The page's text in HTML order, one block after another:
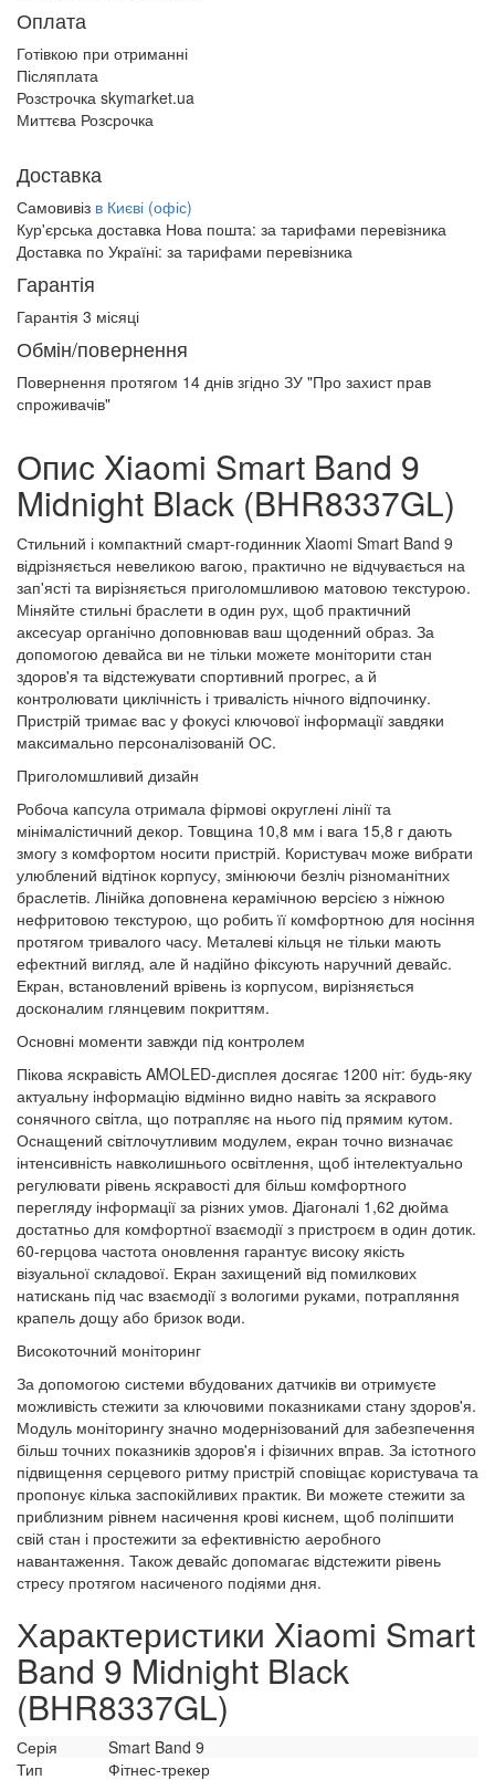
Оплата
Готівкою при отриманні
Післяплата
Розстрочка skymarket.ua
Миттєва Розсрочка
Доставка
Самовивіз в Києві (офіс)
Кур'єрська доставка Нова пошта: за тарифами перевізника
Доставка по Україні: за тарифами перевізника
Гарантія
Гарантія 3 місяці
Обмін/повернення
Повернення протягом 14 днів згідно ЗУ "Про захист прав
спроживачів"
Опис Xiaomi Smart Band 9
Midnight Black (BHR8337GL)
Стильний і компактний смарт-годинник Xiaomi Smart Band 9
відрізняється невеликою вагою, практично не відчувається на
зап'ясті та вирізняється приголомшливою матовою текстурою.
Міняйте стильні браслети в один рух, щоб практичний
аксесуар органічно доповнював ваш щоденний образ. За
допомогою девайса ви не тільки можете моніторити стан
здоров'я та відстежувати спортивний прогрес, а й
контролювати циклічність і тривалість нічного відпочинку.
Пристрій тримає вас у фокусі ключової інформації завдяки
максимально персоналізованій ОС.
Приголомшливий дизайн
Робоча капсула отримала фірмові округлені лінії та
мінімалістичний декор. Товщина 10,8 мм і вага 15,8 г дають
змогу з комфортом носити пристрій. Користувач може вибрати
улюблений відтінок корпусу, змінюючи безліч різноманітних
браслетів. Лінійка доповнена керамічною версією з ніжною
нефритовою текстурою, що робить її комфортною для носіння
протягом тривалого часу. Металеві кільця не тільки мають
ефектний вигляд, але й надійно фіксують наручний девайс.
Екран, встановлений врівень із корпусом, вирізняється
досконалим глянцевим покриттям.
Основні моменти завжди під контролем
Пікова яскравість AMOLED-дисплея досягає 1200 ніт: будь-яку
актуальну інформацію відмінно видно навіть за яскравого
сонячного світла, що потрапляє на нього під прямим кутом.
Оснащений світлочутливим модулем, екран точно визначає
інтенсивність навколишнього освітлення, щоб інтелектуально
регулювати рівень яскравості для більш комфортного
перегляду інформації за різних умов. Діагоналі 1,62 дюйма
достатньо для комфортної взаємодії з пристроєм в один дотик.
60-герцова частота оновлення гарантує високу якість
візуальної складової. Екран захищений від помилкових
натискань під час взаємодії з вологими руками, потрапляння
крапель дощу або бризок води.
Високоточний моніторинг
За допомогою системи вбудованих датчиків ви отримуєте
можливість стежити за ключовими показниками стану здоров'я.
Модуль моніторингу значно модернізований для забезпечення
більш точних показників здоров'я і фізичних вправ. За істотного
підвищення серцевого ритму пристрій сповіщає користувача та
пропонує кілька заспокійливих практик. Ви можете стежити за
приблизним рівнем насичення крові киснем, щоб поліпшити
свій стан і простежити за ефективністю аеробного
навантаження. Також девайс допомагає відстежити рівень
стресу протягом насиченого подіями дня.
Характеристики Xiaomi Smart
Band 9 Midnight Black
(BHR8337GL)
Серія
Smart Band 9
Тип
Фітнес-трекер